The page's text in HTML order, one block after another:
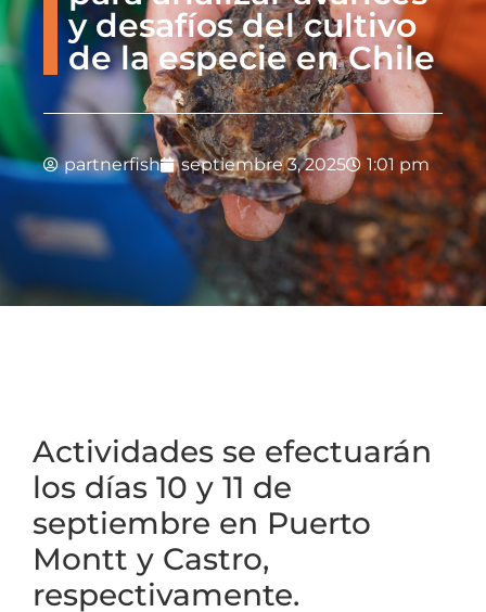
y desafíos del cultivo
de la especie en Chile
partnerfish septiembre 3, 2025 1:01 pm
Actividades se efectuarán
los días 10 y 11 de
septiembre en Puerto
Montt y Castro,
respectivamente.